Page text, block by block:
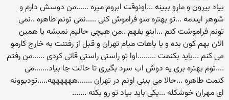
بیاد بیرون و مارو ببینه ...اونوقت ابروم میره ......من دوسش دارم و
شوهر ایندمه ...تو بهتره منو فراموش کنی .....نمی تونم طاهره ..نمی
تونم فراموشت کنم ...اینو بفهم ..من هیچی حالیم نمیشه یا همین
الان بهم کون بده و یا باهات میام تهران و قبل از رفتنت به خارج کارمو
می کنم ...باید بکنمت .........اوا تو راستی راستی قاتی کردی ......من رفتم
....توم بهتره بری یه دوش اب سرد بگیری تا حالت جا بیاد.......می
کنمت طاهره ...حالا می بینی اونم در تهران .......ههههههه.....تودیوونه
ای مهران خوشکله ...یکی باید بیاد تو رو بکنه .......